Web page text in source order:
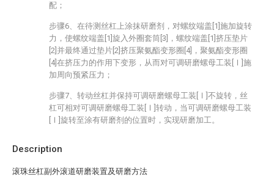
Description
滚珠丝杠副外滚道研磨装置及研磨方法
配；
步骤6、在待测丝杠上涂抹研磨剂，对螺纹端盖[1]施加旋转
力，使螺纹端盖[1]旋入外圈套筒[3]，螺纹端盖[1]挤压垫片
[2]并最终通过垫片[2]挤压聚氨酯变形圈[4]，聚氨酯变形圈
[4]在挤压力的作用下变形，从而对可调研磨螺母工装[Ⅰ]施
加周向预紧压力；
步骤7、转动丝杠并保持可调研磨螺母工装[Ⅰ]不旋转，丝
杠可相对可调研磨螺母工装[Ⅰ]转动，当可调研磨螺母工装
[Ⅰ]旋转至涂有研磨剂的位置时，实现研磨加工。